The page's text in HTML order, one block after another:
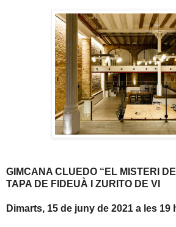
GIMCANA CLUEDO “EL MISTERI
TAPA DE FIDEUÀ I ZURITO DE VI
Dimarts, 15 de juny de 2021 a les 19